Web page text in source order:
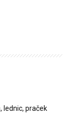
lednic, praček